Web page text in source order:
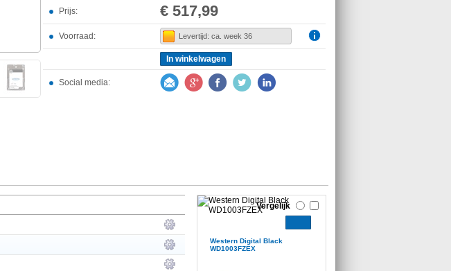
Prijs: € 517,99
Voorraad: Levertijd: ca. week 36
In winkelwagen
Social media:
Western Digital Black
WD1003FZEX
Vergelijk